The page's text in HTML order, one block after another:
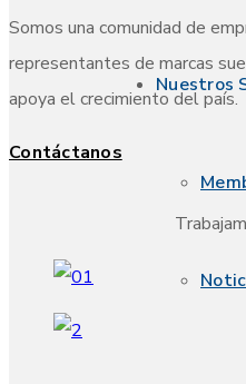
Nuestros
Somos una comunidad de
representantes de marcas
apoya el crecimiento del país.
Contáctanos